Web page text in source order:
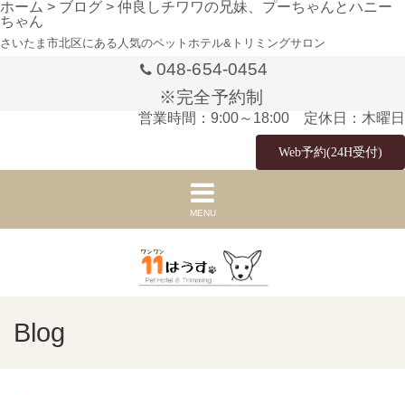
ホーム > ブログ > 仲良しチワワの兄妹、プーちゃんとハニー
ちゃん
さいたま市北区にある人気のペットホテル&トリミングサロン
048-654-0454
※完全予約制
営業時間：9:00～18:00 定休日：木曜日
Web予約(24H受付)
MENU
Blog